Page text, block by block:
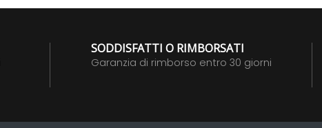
SODDISFATTI O RIMBORSATI
Garanzia di rimborso entro 30 giorni